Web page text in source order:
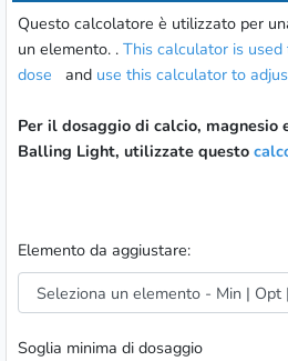
Questo calcolatore è utilizzato per
un elemento. . This calculator is
dose and use this calculator to
Per il dosaggio di calcio, magnesio
Balling Light, utilizzate questo
Elemento da aggiustare:
Soglia minima di dosaggio